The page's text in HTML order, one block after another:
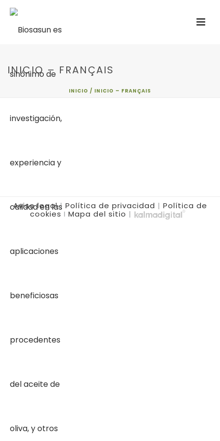
INICIO – FRANÇAIS
INICIO / INICIO – FRANÇAIS
Aviso legal| Política de privacidad | Política de
cookies I Mapa del sitio |